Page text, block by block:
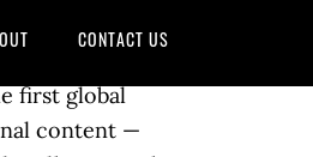
CONTACT US
on Spotify We and our partners use cookies to personalize your experience, to show you ads based on your interests, and for measurement and analytics purposes. Join Napster and play your favorite music offline. 8-feb-2016 - Musica Rilassante Per Addormentarsi E Dormire Profondamente. Benvenuto su questo canale troverai: Musica rilassante, musica rilassante per dormire profondamente, musica zen, musica per meditare, musica per lavorare, studiare, leggere, musica di pianoforte rilassante, musica di sottofondo, musica strumentale rilassante e tanto altro. La musica per dormire può essere un rimedio efficace contro l'insonnia, scopri qual'è la musica migliore per dormire, tra musica Yoga, musica Zen, musica orientale, onde alfa e onde delta. Sonno Profondo. Concerto Relax - Musica Rilassante per Pianoforte per Dormire, Rilassarsi e Scacciare lo Stress della Giornata Musica per Dormire Profondamente Morfeo